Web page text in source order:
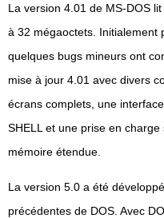
La version 4.01 de MS-DOS
à 32 mégaoctets. Initialement
quelques bugs mineurs ont
mise à jour 4.01 avec divers
écrans complets, une
SHELL et une prise en
mémoire étendue.
La version 5.0 a été
précédentes de DOS. Avec